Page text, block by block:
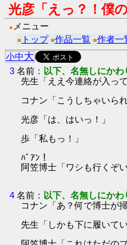
光彦「えっ？！僕
● メニュー
■ トップ ■作品一覧 ■作者一
小中大
3 名前： 以下、名無しにか
先生「ええ今連絡が入っ
コナン「こうしちゃいら
光彦「は、はいっ！」
歩「私もっ！」
ﾊﾞｱﾝ！
阿笠博士「ワシも行くぞい
4 名前： 以下、名無しにか
コナン「あ？何で博士が
先生「しかも下に履いて